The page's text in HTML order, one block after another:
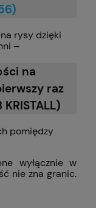
rysy dzięki
–
na
raz
pomiędzy
wyłącznie w
nie zna granic.